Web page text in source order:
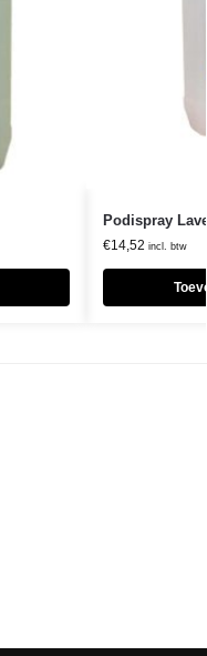
Podispray
€14,52 incl. btw